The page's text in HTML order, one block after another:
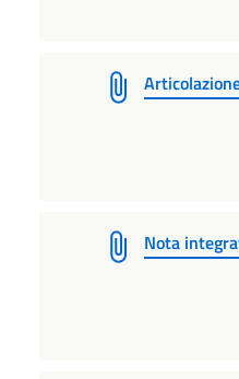
Nota